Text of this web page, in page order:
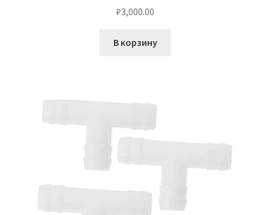
₽3,000.00
В корзину